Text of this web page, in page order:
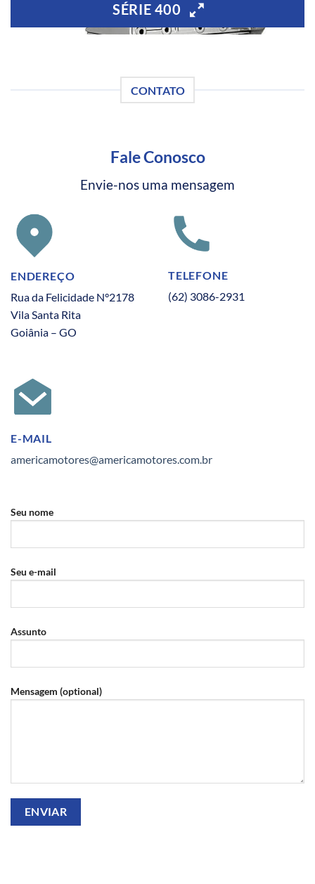
SÉRIE 400
CONTATO
Fale Conosco
Envie-nos uma mensagem
ENDEREÇO
Rua da Felicidade N°2178
Vila Santa Rita
Goiânia – GO
TELEFONE
(62) 3086-2931
E-MAIL
americamotores@americamotores.com.br
Seu nome
Seu e-mail
Assunto
Mensagem (optional)